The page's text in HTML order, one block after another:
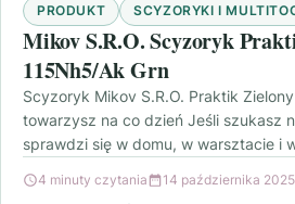
PRODUKT SCYZORYKI I
Mikov S.R.O. Scyzoryk
115Nh5/Ak Grn
Scyzoryk Mikov S.R.O. Praktik
towarzysz na co dzień Jeśli szukasz
sprawdzi się w domu, w warsztacie i
4 minuty czytania 14 października 2025